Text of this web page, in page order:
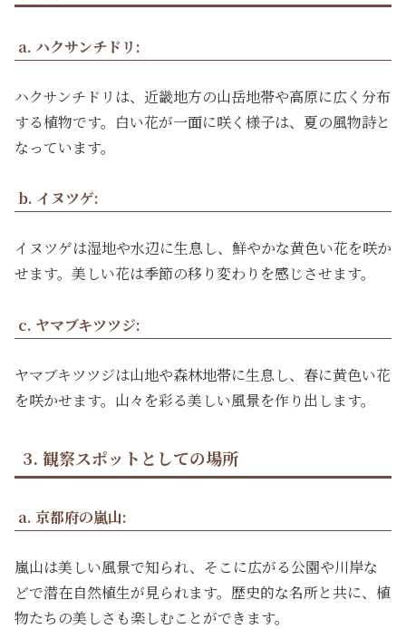
a. ハクサンチドリ:
ハクサンチドリは、近畿地方の山岳地帯や高原に広く分布
する植物です。白い花が一面に咲く様子は、夏の風物詩と
なっています。
b. イヌツゲ:
イヌツゲは湿地や水辺に生息し、鮮やかな黄色い花を咲か
せます。美しい花は季節の移り変わりを感じさせます。
c. ヤマブキツツジ:
ヤマブキツツジは山地や森林地帯に生息し、春に黄色い花
を咲かせます。山々を彩る美しい風景を作り出します。
3. 観察スポットとしての場所
a. 京都府の嵐山:
嵐山は美しい風景で知られ、そこに広がる公園や川岸な
どで潜在自然植生が見られます。歴史的な名所と共に、植
物たちの美しさも楽しむことができます。